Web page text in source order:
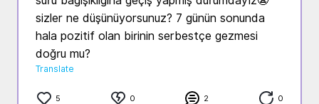
sizler ne düşünüyorsunuz? 7 günün sonunda
hala pozitif olan birinin serbestçe gezmesi
doğru mu?
Translate
5 0 2 0